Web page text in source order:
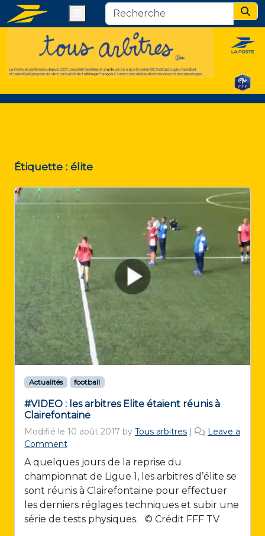
Étiquette : élite
Actualités football
#VIDEO : les arbitres Elite étaient réunis à
Clairefontaine
Modifié le 10 août 2017 by Tous arbitres |
Leave a
Comment
A quelques jours de la reprise du
championnat de Ligue 1, les arbitres d’élite se
sont réunis à Clairefontaine pour effectuer
les derniers réglages techniques et subir une
série de tests physiques. © Crédit FFF TV